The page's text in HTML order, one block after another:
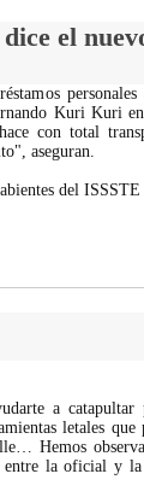
el
Kuri Kuri
con total
aseguran.
del
a
letales
Hemos
entre la oficial y